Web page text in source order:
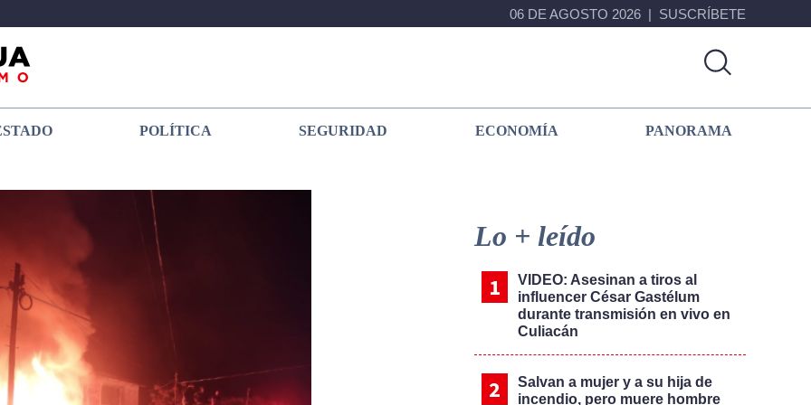
06 DE AGOSTO 2026 SUSCRÍBETE
POLÍTICA SEGURIDAD ECONOMÍA PANORAMA
Sidebar
Lo + leído
VIDEO: Asesinan a tiros al
influencer César Gastélum
durante transmisión en vivo en
Culiacán
Salvan a mujer y a su hija de
incendio, pero muere hombre